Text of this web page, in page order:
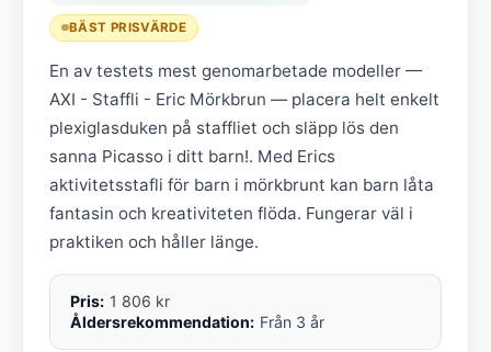
BÄST PRISVÄRDE
En av testets mest genomarbetade modeller —
AXI - Staffli - Eric Mörkbrun — placera helt enkelt
plexiglasduken på staffliet och släpp lös den
sanna Picasso i ditt barn!. Med Erics
aktivitetsstafli för barn i mörkbrunt kan barn låta
fantasin och kreativiteten flöda. Fungerar väl i
praktiken och håller länge.
Pris: 1 806 kr
Åldersrekommendation: Från 3 år